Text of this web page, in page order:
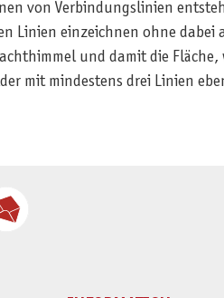
von Verbindungslinien
Linien einzeichnen ohne dabei
und damit die Fläche,
mit mindestens drei Linien